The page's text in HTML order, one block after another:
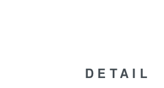
DETAIL